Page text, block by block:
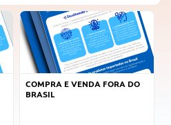
COMPRA E VENDA FORA DO
BRASIL